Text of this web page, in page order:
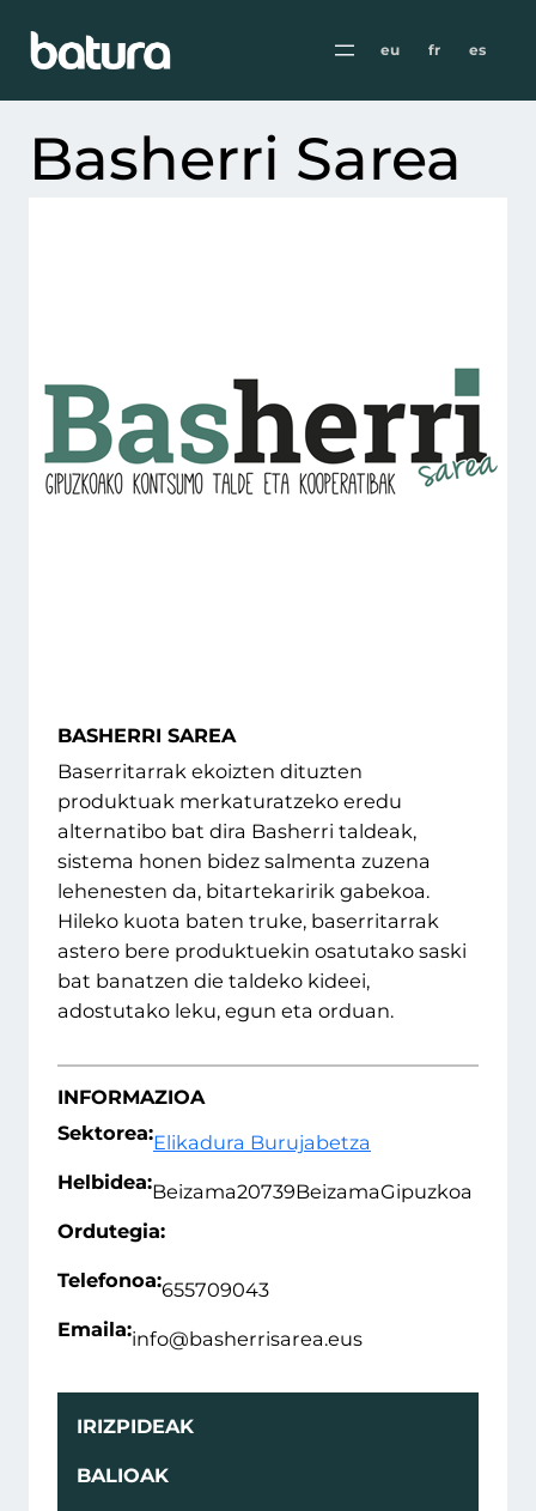
eu fr es
Basherri Sarea
BASHERRI SAREA
Baserritarrak ekoizten dituzten
produktuak merkaturatzeko eredu
alternatibo bat dira Basherri taldeak,
sistema honen bidez salmenta zuzena
lehenesten da, bitartekaririk gabekoa.
Hileko kuota baten truke, baserritarrak
astero bere produktuekin osatutako saski
bat banatzen die taldeko kideei,
adostutako leku, egun eta orduan.
INFORMAZIOA
Sektorea:Elikadura Burujabetza
Helbidea:Beizama20739BeizamaGipuzkoa
Ordutegia:
Telefonoa:655709043
Emaila:info@basherrisarea.eus
IRIZPIDEAK
BALIOAK